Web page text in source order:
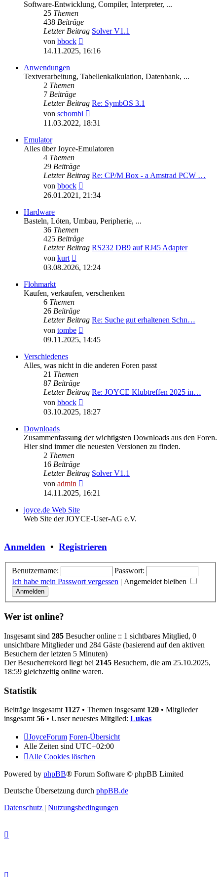
Software-Entwicklung, Compiler, Interpreter, ...
25 Themen
438 Beiträge
Letzter Beitrag Solver V1.1
von bbock
Beitrag
14.11.2025, 16:16
Anwendungen
Textverarbeitung, Tabellenkalkulation, Datenbank, ...
2 Themen
7 Beiträge
Letzter Beitrag Re: SymbOS 3.1
von schombi
Beitrag
11.03.2022, 18:31
Emulator
Alles über Joyce-Emulatoren
4 Themen
29 Beiträge
Letzter Beitrag Re: CP/M Box - a Amstrad PCW …
von bbock
Beitrag
26.01.2021, 21:34
Hardware
Basteln, Löten, Umbau, Peripherie, ...
36 Themen
425 Beiträge
Letzter Beitrag RS232 DB9 auf RJ45 Adapter
von kurt
Beitrag
03.08.2026, 12:24
Flohmarkt
Kaufen, verkaufen, verschenken
6 Themen
26 Beiträge
Letzter Beitrag Re: Suche gut erhaltenen Schn…
von tombe
Beitrag
09.11.2025, 14:45
Verschiedenes
Alles, was nicht in die anderen Foren passt
21 Themen
87 Beiträge
Letzter Beitrag Re: JOYCE Klubtreffen 2025 in…
von bbock
Beitrag
03.10.2025, 18:27
Downloads
Zusammenfassung der wichtigsten Downloads aus den Foren.
Hier sind immer die neuesten Versionen zu finden.
2 Themen
16 Beiträge
Letzter Beitrag Solver V1.1
von admin
Beitrag
14.11.2025, 16:21
joyce.de Web Site
Web Site der JOYCE-User-AG e.V.
Anmelden • Registrieren
Benutzername:
Passwort:
Ich habe mein Passwort vergessen | Angemeldet bleiben
Wer ist online?
Insgesamt sind 285 Besucher online :: 1 sichtbares Mitglied, 0
unsichtbare Mitglieder und 284 Gäste (basierend auf den aktiven
Besuchern der letzten 5 Minuten)
Der Besucherrekord liegt bei 2145 Besuchern, die am 25.10.2025,
18:59 gleichzeitig online waren.
Statistik
Beiträge insgesamt 1127 • Themen insgesamt 120 • Mitglieder
insgesamt 56 • Unser neuestes Mitglied: Lukas
JoyceForum Foren-Übersicht
Alle Zeiten sind UTC+02:00
Alle Cookies löschen
Powered by phpBB® Forum Software © phpBB Limited
Deutsche Übersetzung durch phpBB.de
Datenschutz | Nutzungsbedingungen